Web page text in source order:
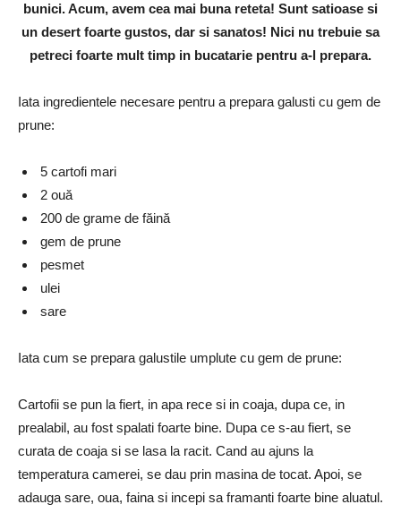
bunici. Acum, avem cea mai buna reteta! Sunt satioase si
un desert foarte gustos, dar si sanatos! Nici nu trebuie sa
petreci foarte mult timp in bucatarie pentru a-l prepara.
Iata ingredientele necesare pentru a prepara galusti cu gem de
prune:
5 cartofi mari
2 ouă
200 de grame de făină
gem de prune
pesmet
ulei
sare
Iata cum se prepara galustile umplute cu gem de prune:
Cartofii se pun la fiert, in apa rece si in coaja, dupa ce, in
prealabil, au fost spalati foarte bine. Dupa ce s-au fiert, se
curata de coaja si se lasa la racit. Cand au ajuns la
temperatura camerei, se dau prin masina de tocat. Apoi, se
adauga sare, oua, faina si incepi sa framanti foarte bine aluatul.